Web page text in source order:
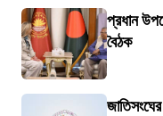
প্রধান
বৈঠক